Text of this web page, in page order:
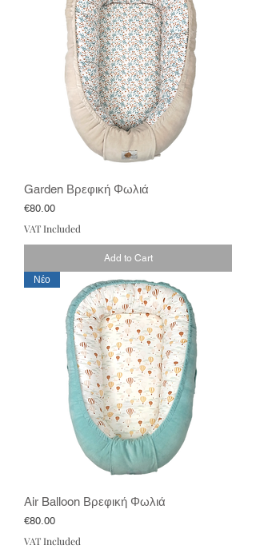
Garden Βρεφική Φωλιά
Price
€80.00
VAT Included
Add to Cart
Νέο
Air Balloon Βρεφική Φωλιά
Price
€80.00
VAT Included